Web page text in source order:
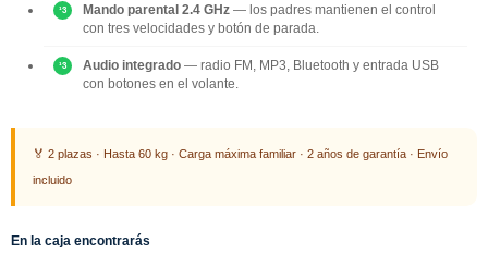
Mando parental 2.4 GHz — los padres mantienen el control
con tres velocidades y botón de parada.
Audio integrado — radio FM, MP3, Bluetooth y entrada USB
con botones en el volante.
🏅 2 plazas · Hasta 60 kg · Carga máxima familiar · 2 años de garantía · Envío
incluido
En la caja encontrarás